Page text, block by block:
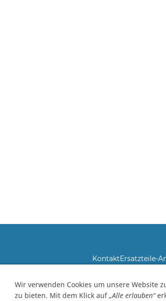
KontaktErsatzteile-
Preisangaben inklusive Mehrwertsteuer und
Wir verwenden Cookies um unsere Website
zu bieten. Mit dem Klick auf„Alle erlauben“